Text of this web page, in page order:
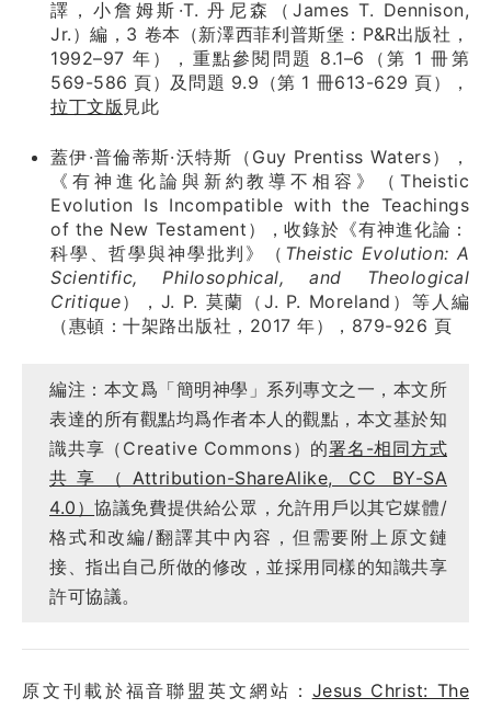
譯，小詹姆斯·T. 丹尼森（James T. Dennison,
Jr.）編，3 卷本（新澤西菲利普斯堡：P&R出版社，
1992–97 年），重點參閱問題 8.1–6（第 1 冊第
569-586 頁）及問題 9.9（第 1 冊613-629 頁），
拉丁文版 見此
蓋伊·普倫蒂斯·沃特斯（Guy Prentiss Waters），
《有神進化論與新約教導不相容》（Theistic
Evolution Is Incompatible with the Teachings
of the New Testament），收錄於《有神進化論：
科學、哲學與神學批判》（ Theistic Evolution: A
Scientific, Philosophical, and Theological
Critique），J. P. 莫蘭（J. P. Moreland）等人編
（惠頓：十架路出版社，2017 年），879-926 頁
編注：本文爲「簡明神學」系列專文之一，本文所
表達的所有觀點均爲作者本人的觀點，本文基於知
識共享（Creative Commons）的署名-相同方式
共享（Attribution-ShareAlike, CC BY-SA
4.0）協議免費提供給公眾，允許用戶以其它媒體/
格式和改編/翻譯其中內容，但需要附上原文鏈
接、指出自己所做的修改，並採用同樣的知識共享
許可協議。
原文刊載於福音聯盟英文網站： Jesus Christ: The